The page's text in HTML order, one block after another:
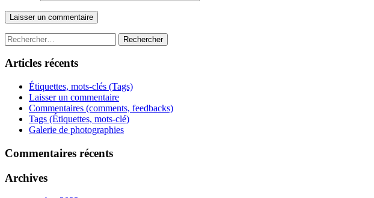
Rechercher :
Articles récents
Étiquettes, mots-clés (Tags)
Laisser un commentaire
Commentaires (comments, feedbacks)
Tags (Étiquettes, mots-clé)
Galerie de photographies
Commentaires récents
Archives